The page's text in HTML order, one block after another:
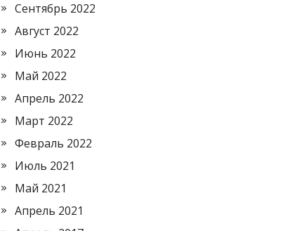
Сентябрь 2022
Август 2022
Июнь 2022
Май 2022
Апрель 2022
Март 2022
Февраль 2022
Июль 2021
Май 2021
Апрель 2021